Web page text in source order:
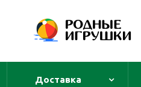
Доставка